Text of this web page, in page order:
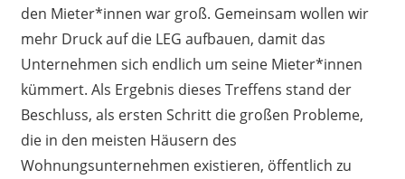
den Mieter*innen war groß. Gemeinsam wollen wir
mehr Druck auf die LEG aufbauen, damit das
Unternehmen sich endlich um seine Mieter*innen
kümmert. Als Ergebnis dieses Treffens stand der
Beschluss, als ersten Schritt die großen Probleme,
die in den meisten Häusern des
Wohnungsunternehmen existieren, öffentlich zu